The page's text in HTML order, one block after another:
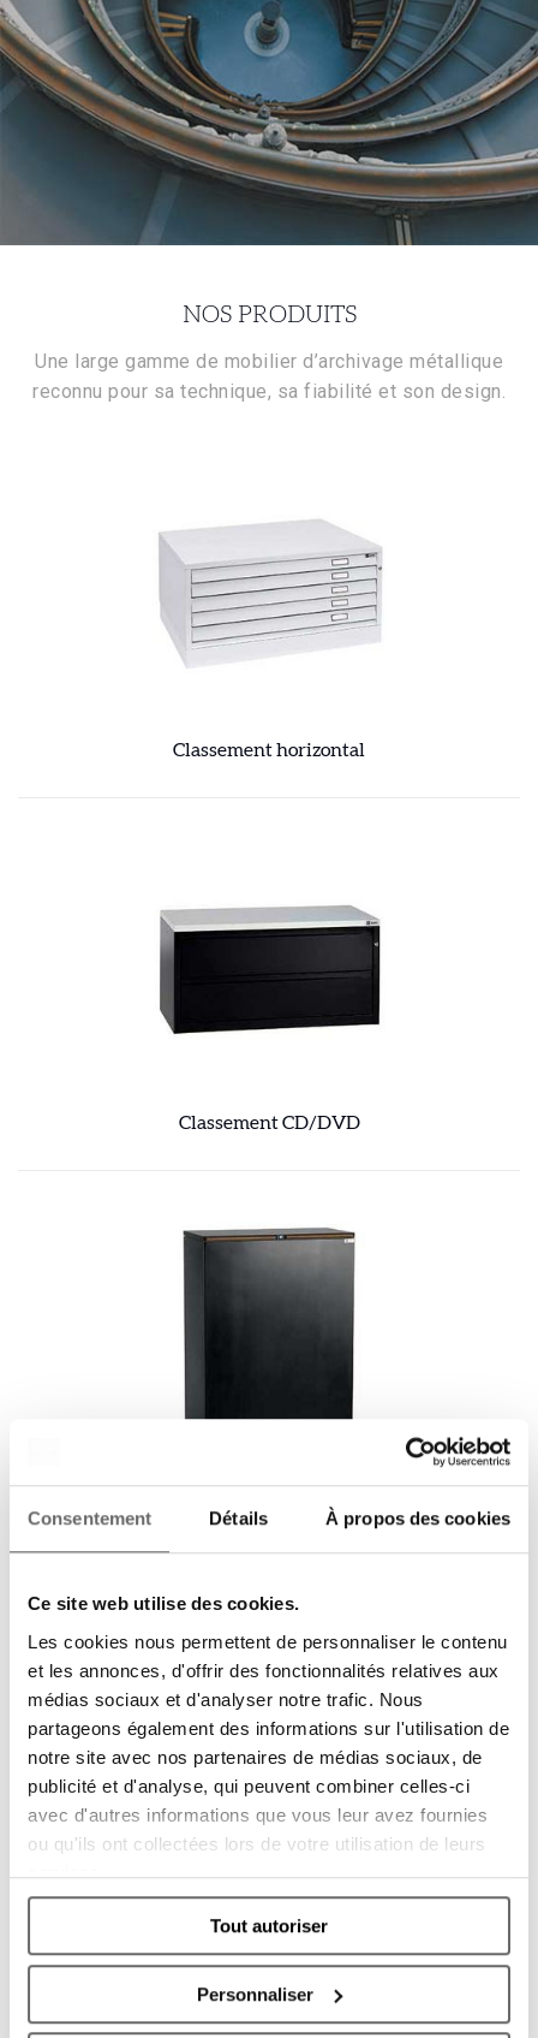
Consentement Détails À propos des cookies
Ce site web utilise des cookies.
Les cookies nous permettent de personnaliser le contenu
et les annonces, d'offrir des fonctionnalités relatives aux
médias sociaux et d'analyser notre trafic. Nous
partageons également des informations sur l'utilisation de
notre site avec nos partenaires de médias sociaux, de
publicité et d'analyse, qui peuvent combiner celles-ci
avec d'autres informations que vous leur avez fournies
ou qu'ils ont collectées lors de votre utilisation de leurs
services.
Tout autoriser
Personnaliser
NOS PRODUITS
Une large gamme de mobilier d’archivage métallique
reconnu pour sa technique, sa fiabilité et son design.
Classement horizontal
Classement CD/DVD